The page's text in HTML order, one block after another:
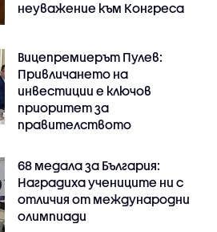
неуважение към Конгреса
Вицепремиерът Пулев:
Привличането на
инвестиции е ключов
приоритет за
правителството
68 медала за България:
Наградиха учениците ни с
отличия от международни
олимпиади